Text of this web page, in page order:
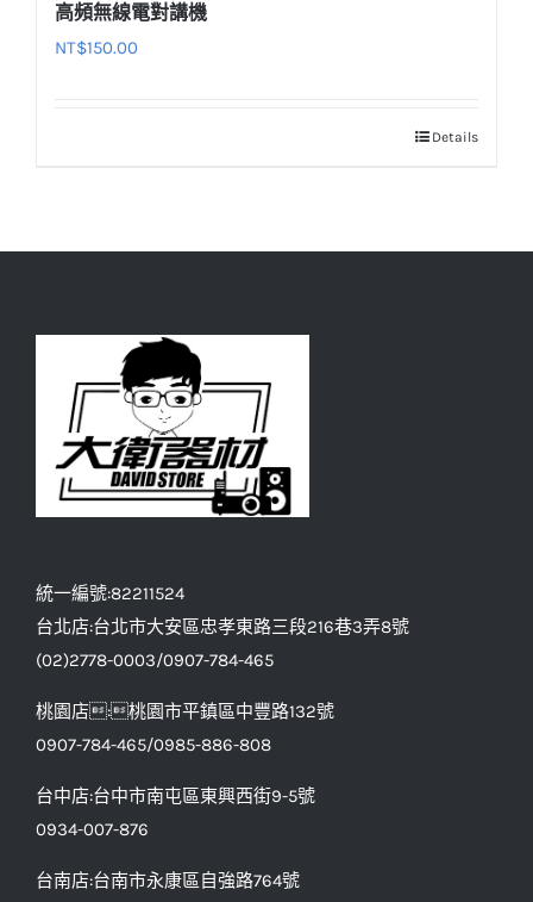
高頻無線電對講機
NT$150.00
Details
統一編號:82211524
台北店:台北市大安區忠孝東路三段216巷3弄8號
(02)2778-0003/0907-784-465
桃園店:桃園市平鎮區中豐路132號
0907-784-465/0985-886-808
台中店:台中市南屯區東興西街9-5號
0934-007-876
台南店:台南市永康區自強路764號